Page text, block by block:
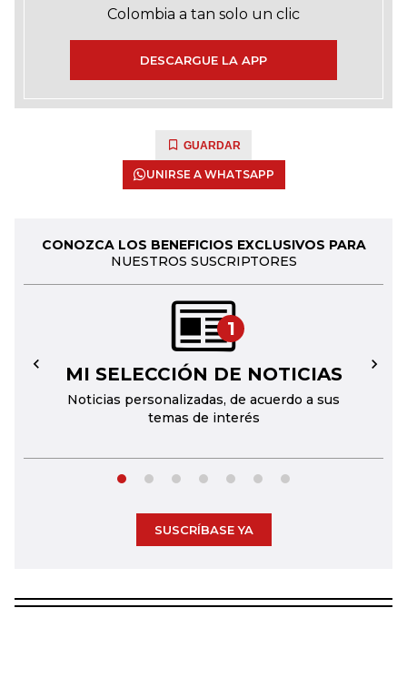
Colombia a tan solo un clic
DESCARGUE LA APP
GUARDAR
UNIRSE A WHATSAPP
CONOZCA LOS BENEFICIOS EXCLUSIVOS PARA
NUESTROS SUSCRIPTORES
1
MI SELECCIÓN DE NOTICIAS
Noticias personalizadas, de acuerdo a sus
temas de interés
← →
SUSCRÍBASE YA